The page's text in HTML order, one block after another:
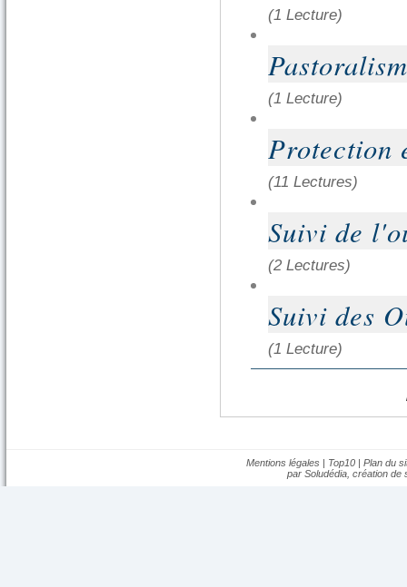
(1 Lecture)
(1 Lecture)
Protection
(11 Lectures)
Suivi de
(2 Lectures)
Suivi des
(1 Lecture)
Mentions légales | Top10 | Plan du
par Soludédia, création de